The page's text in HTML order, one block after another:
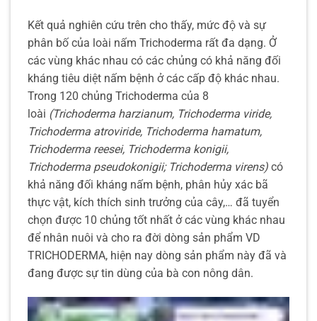
Kết quả nghiên cứu trên cho thấy, mức độ và sự
phân bố của loài nấm Trichoderma rất đa dạng. Ở
các vùng khác nhau có các chủng có khả năng đối
kháng tiêu diệt nấm bệnh ở các cấp độ khác nhau.
Trong 120 chủng Trichoderma của 8
loài (Trichoderma harzianum, Trichoderma viride,
Trichoderma atroviride, Trichoderma hamatum,
Trichoderma reesei, Trichoderma konigii,
Trichoderma pseudokonigii; Trichoderma virens) có
khả năng đối kháng nấm bệnh, phân hủy xác bã
thực vật, kích thích sinh trưởng của cây,… đã tuyển
chọn được 10 chủng tốt nhất ở các vùng khác nhau
để nhân nuôi và cho ra đời dòng sản phẩm VD
TRICHODERMA, hiện nay dòng sản phẩm này đã và
đang được sự tin dùng của bà con nông dân.